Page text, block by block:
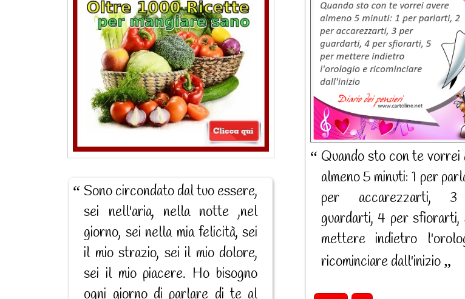
Sono circondato dal tuo essere,
sei nell'aria, nella notte ,nel
giorno, sei nella mia felicità, sei
il mio strazio, sei il mio dolore,
sei il mio piacere. Ho bisogno
ogni giorno di parlare di te al
Quando sto con te vorrei
almeno 5 minuti: 1 per
per accarezzarti,
guardarti, 4 per
mettere indietro
ricominciare dall'inizio